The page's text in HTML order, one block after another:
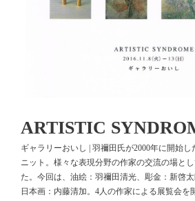
ARTISTIC
ギャラリーおいし | 羽禰田氏が2000年に開始し
ニット。様々な表現分野の作家の交流の場と
た。今回は、油絵：羽禰田清光、彫金：新啓太
日本画：内藤清加。4人の作家による展覧会を